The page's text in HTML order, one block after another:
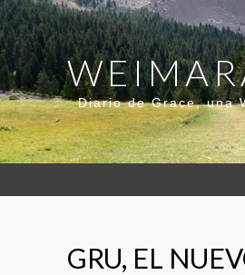
Diario de Grace, una
GRU, EL